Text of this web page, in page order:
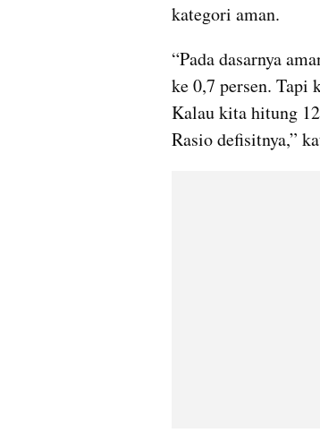
kategori aman.
“Pada dasarnya
ke 0,7 persen.
Kalau kita hitung
Rasio defisitnya,”